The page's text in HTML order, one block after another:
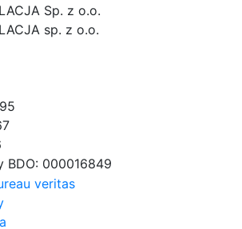
Sp. z o.o.
sp. z o.o.
BDO: 000016849